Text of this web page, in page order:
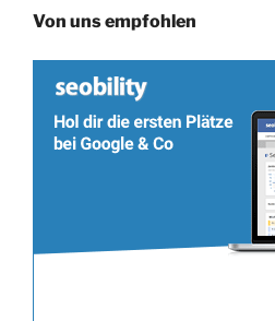
Von uns empfohlen